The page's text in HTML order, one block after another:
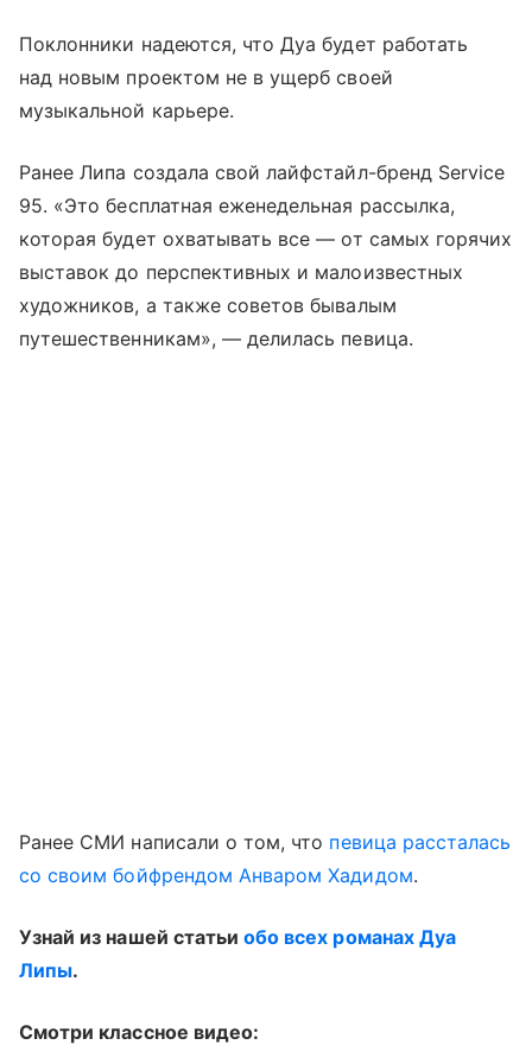
Поклонники надеются, что Дуа будет работать
над новым проектом не в ущерб своей
музыкальной карьере.
Ранее Липа создала свой лайфстайл-бренд Service
95. «Это бесплатная еженедельная рассылка,
которая будет охватывать все — от самых горячих
выставок до перспективных и малоизвестных
художников, а также советов бывалым
путешественникам», — делилась певица.
Ранее СМИ написали о том, что певица рассталась
со своим бойфрендом Анваром Хадидом.
Узнай из нашей статьиобо всех романах Дуа
Липы.
Смотри классное видео: